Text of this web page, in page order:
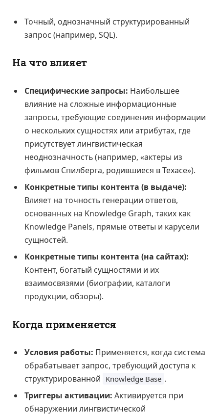
Точный, однозначный структурированный
запрос (например, SQL).
На что влияет
Специфические запросы: Наибольшее
влияние на сложные информационные
запросы, требующие соединения информации
о нескольких сущностях или атрибутах, где
присутствует лингвистическая
неоднозначность (например, «актеры из
фильмов Спилберга, родившиеся в Техасе»).
Конкретные типы контента (в выдаче):
Влияет на точность генерации ответов,
основанных на Knowledge Graph, таких как
Knowledge Panels, прямые ответы и карусели
сущностей.
Конкретные типы контента (на сайтах):
Контент, богатый сущностями и их
взаимосвязями (биографии, каталоги
продукции, обзоры).
Когда применяется
Условия работы: Применяется, когда система
обрабатывает запрос, требующий доступа к
структурированной Knowledge Base .
Триггеры активации: Активируется при
обнаружении лингвистической